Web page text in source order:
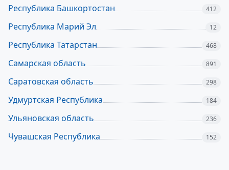
Республика Башкортостан 412
Республика Марий Эл 12
Республика Татарстан 468
Самарская область 891
Саратовская область 298
Удмуртская Республика 184
Ульяновская область 236
Чувашская Республика 152